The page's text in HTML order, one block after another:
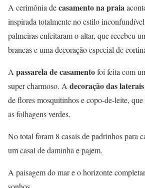
A cerimônia decasamento na praia
inspirada totalmente no estilo
palmeiras enfeitaram o altar, que recebeu
brancas e uma decoração especial de
A passarela de casamentofoi feita com
super charmoso. A decoração das laterais
de flores mosquitinhos e copo-de-leite,
as folhagens verdes.
No total foram 8 casais de padrinhos para
um casal de daminha e pajem.
A paisagem do mar e o horizonte